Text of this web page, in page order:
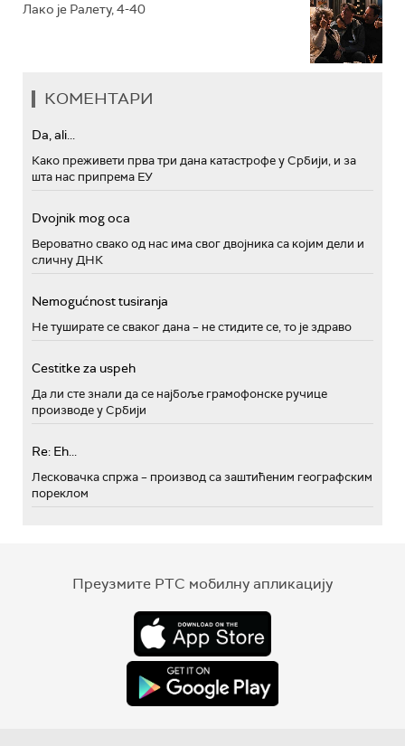
Лако је Ралету, 4-40
КОМЕНТАРИ
Da, ali...
Како преживети прва три дана катастрофе у Србији, и за
шта нас припрема ЕУ
Dvojnik mog oca
Вероватно свако од нас има свог двојника са којим дели и
сличну ДНК
Nemogućnost tusiranja
Не туширате се сваког дана – не стидите се, то је здраво
Cestitke za uspeh
Да ли сте знали да се најбоље грамофонске ручице
производе у Србији
Re: Eh...
Лесковачка спржа – производ са заштићеним географским
пореклом
Преузмите РТС мобилну апликацију